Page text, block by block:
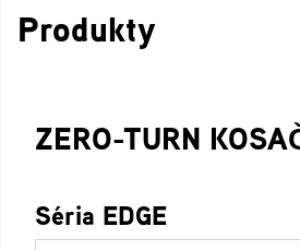
Produkty
ZERO-TURN
Séria EDGE